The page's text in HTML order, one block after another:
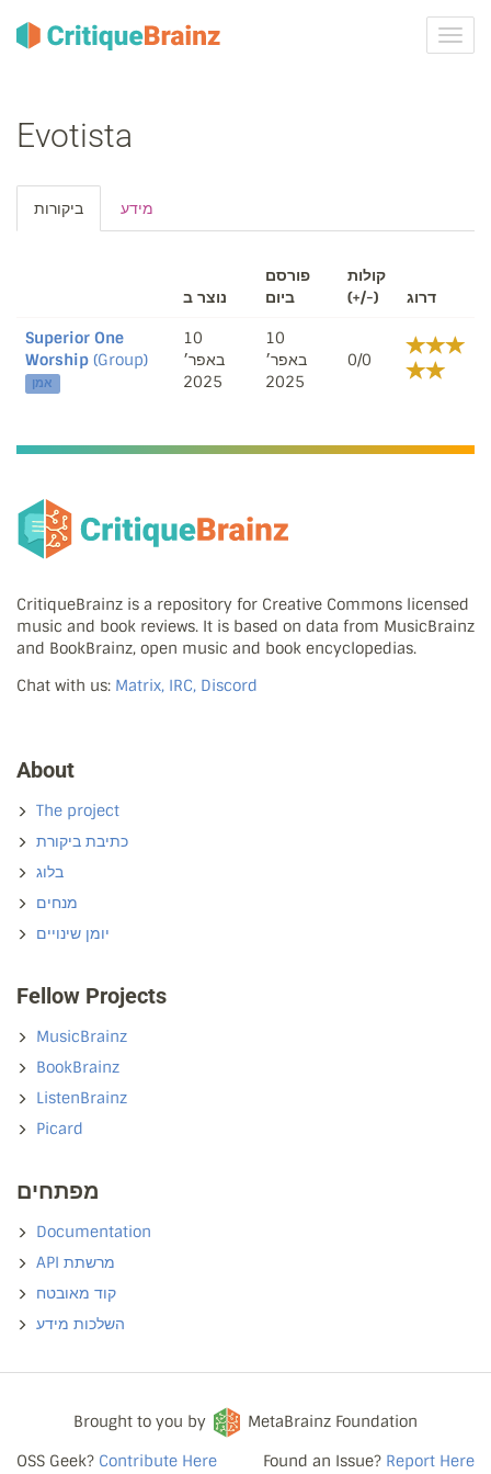
ברר
ניווט
Evotista
ביקורות מידע
נוצר ב
פורסם
ביום
קולות
(+/-)
דרוג
Superior One
Worship (Group)
אמן
10
באפר׳
2025
10
באפר׳
2025
0/0
CritiqueBrainz is a repository for Creative Commons licensed
music and book reviews. It is based on data from MusicBrainz
and BookBrainz, open music and book encyclopedias.
Chat with us: Matrix, IRC, Discord
About
The project
כתיבת ביקורת
בלוג
מנחים
יומן שינויים
Fellow Projects
MusicBrainz
BookBrainz
ListenBrainz
Picard
מפתחים
Documentation
API מרשתת
קוד מאובטח
השלכות מידע
OSS Geek? Contribute Here
Brought to you by
MetaBrainz Foundation
Found an Issue? Report Here